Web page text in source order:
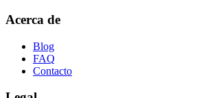
Acerca de
Blog
FAQ
Contacto